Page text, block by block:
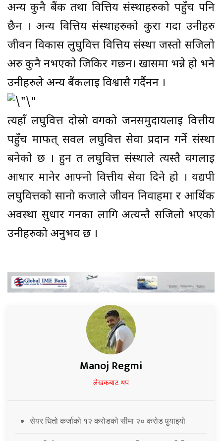
अन्य कुनै बैंक तथा वित्तिय संस्थाहरुको पहुँच पनि
छैन । अन्य वित्तिय संस्थाहरुको कुरा गर्दा उनीहरु
जीवन विकास लुघुवित्त वित्तिय संस्था जस्तो सजिलो
अरु कुनै नभएको जिकिर गर्छन। खासमा भन्ने हो भने
उनीहरुले अन्य बैंकलाई विश्वासै गर्दैनन ।
त्यहाँ लघुवित्त दोस्रो वर्गको जनसमुदायलाई वित्तीय
पहुँच मार्फत् सवल लघुवित्त सेवा प्रदान गर्ने संस्था
बनेको छ । हुन त लघुवित्त संस्थाले त्यस्तै वर्गलाई
आधार मानेर आफ्नो वित्तीय सेवा दिने हो । यद्यपी
लघुवित्तको सानो कर्जाले जीवन निर्वाहमा र आर्थिक
अवस्था सुधार गर्नका लागि अत्यन्तै सजिलो भएको
उनीहरुको अनुभव छ ।
Manoj Regmi
लेखकबाट थप
सेयर धितो कर्जाको १२ करोडको सीमा २० करोड पुर्‍याइयो